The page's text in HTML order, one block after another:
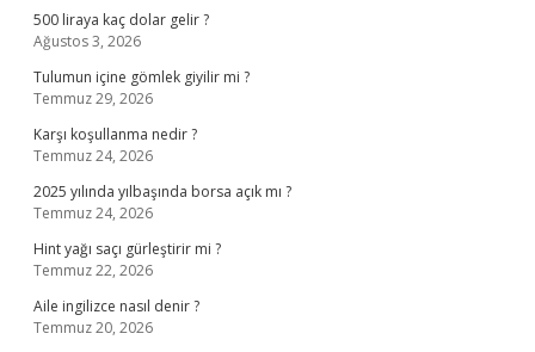
500 liraya kaç dolar gelir ?
Ağustos 3, 2026
Tulumun içine gömlek giyilir mi ?
Temmuz 29, 2026
Karşı koşullanma nedir ?
Temmuz 24, 2026
2025 yılında yılbaşında borsa açık mı ?
Temmuz 24, 2026
Hint yağı saçı gürleştirir mi ?
Temmuz 22, 2026
Aile ingilizce nasıl denir ?
Temmuz 20, 2026